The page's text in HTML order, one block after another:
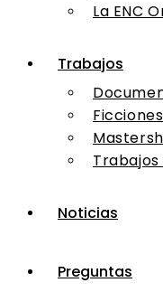
La ENC
Trabajos
Ficciones
Trabajos
Noticias
Preguntas